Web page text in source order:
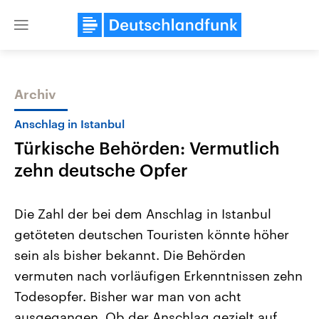
Close
Themen
Landtagswahl Sachsen-Anhalt
2026
Alle Informationen
Sachsen-Anhalt wählt am 6.
September 2026 einen neuen
Landtag. Seit 2021 wird das
Bundesland von einer Koalition aus
USA
Aktuelle Beiträge,
Hintergründe
Wirtschaftlich und
gehören die Vereinigten
den mächtigsten Ländern
mit großem Einfluss auf
Archiv
Anschlag in Istanbul
Türkische Behörden: Vermutlich
zehn deutsche Opfer
Die Zahl der bei dem Anschlag in Istanbul
getöteten deutschen Touristen könnte höher
sein als bisher bekannt. Die Behörden
vermuten nach vorläufigen Erkenntnissen zehn
Todesopfer. Bisher war man von acht